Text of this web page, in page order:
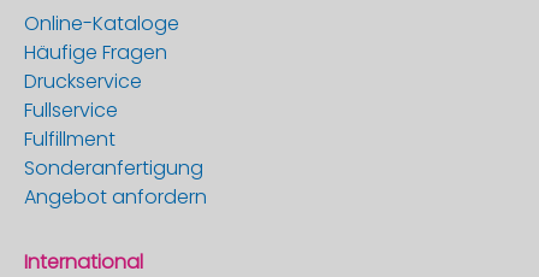
Online-Kataloge
Häufige Fragen
Druckservice
Fullservice
Fulfillment
Sonderanfertigung
Angebot anfordern
International